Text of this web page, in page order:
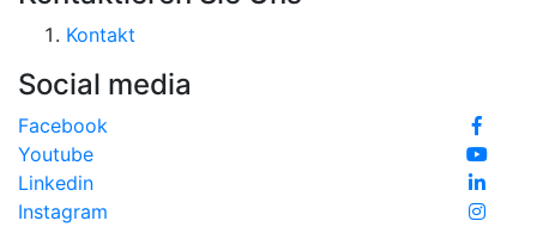
Kontakt
Social media
Facebook
Youtube
Linkedin
Instagram